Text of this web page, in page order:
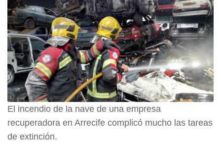
El incendio de la nave de una empresa
recuperadora en Arrecife complicó mucho las tareas
de extinción.